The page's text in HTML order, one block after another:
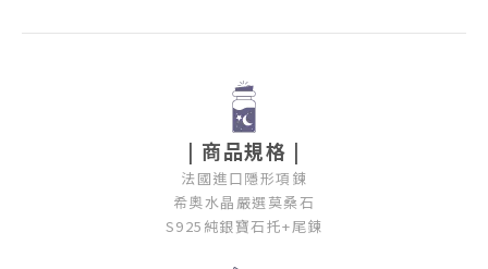
| 商品規格 |
法國進口隱形項鍊
希奧水晶嚴選莫桑石
S925純銀寶石托+尾鍊